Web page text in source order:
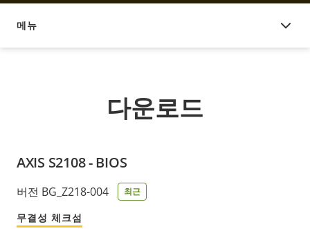
메뉴
다운로드
다운로드
AXIS S2108 - BIOS
버전 BG_Z218-004 최근
무결성 체크섬